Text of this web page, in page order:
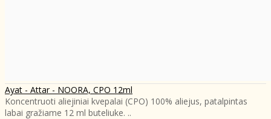
Ayat - Attar - NOORA, CPO 12ml
Koncentruoti aliejiniai kvepalai (CPO) 100% aliejus, patalpintas
labai gražiame 12 ml buteliuke. ..